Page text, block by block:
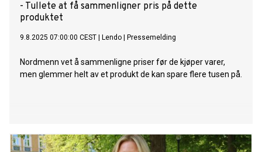
- Tullete at få sammenligner pris på dette
produktet
9.8.2025 07:00:00 CEST Lendo Pressemelding
Nordmenn vet å sammenligne priser før de kjøper varer,
men glemmer helt av et produkt de kan spare flere tusen på.